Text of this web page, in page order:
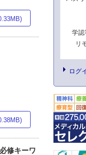
修キーワ
学認
リ
ログ